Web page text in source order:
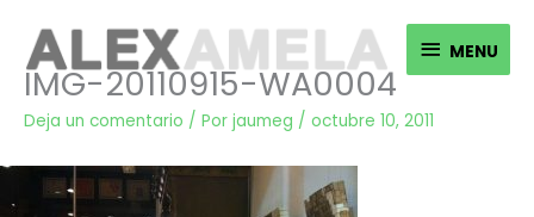
contenido
MENU
MENU
IMG-20110915-WA0004
Deja un comentario / Por jaumeg / octubre 10, 2011